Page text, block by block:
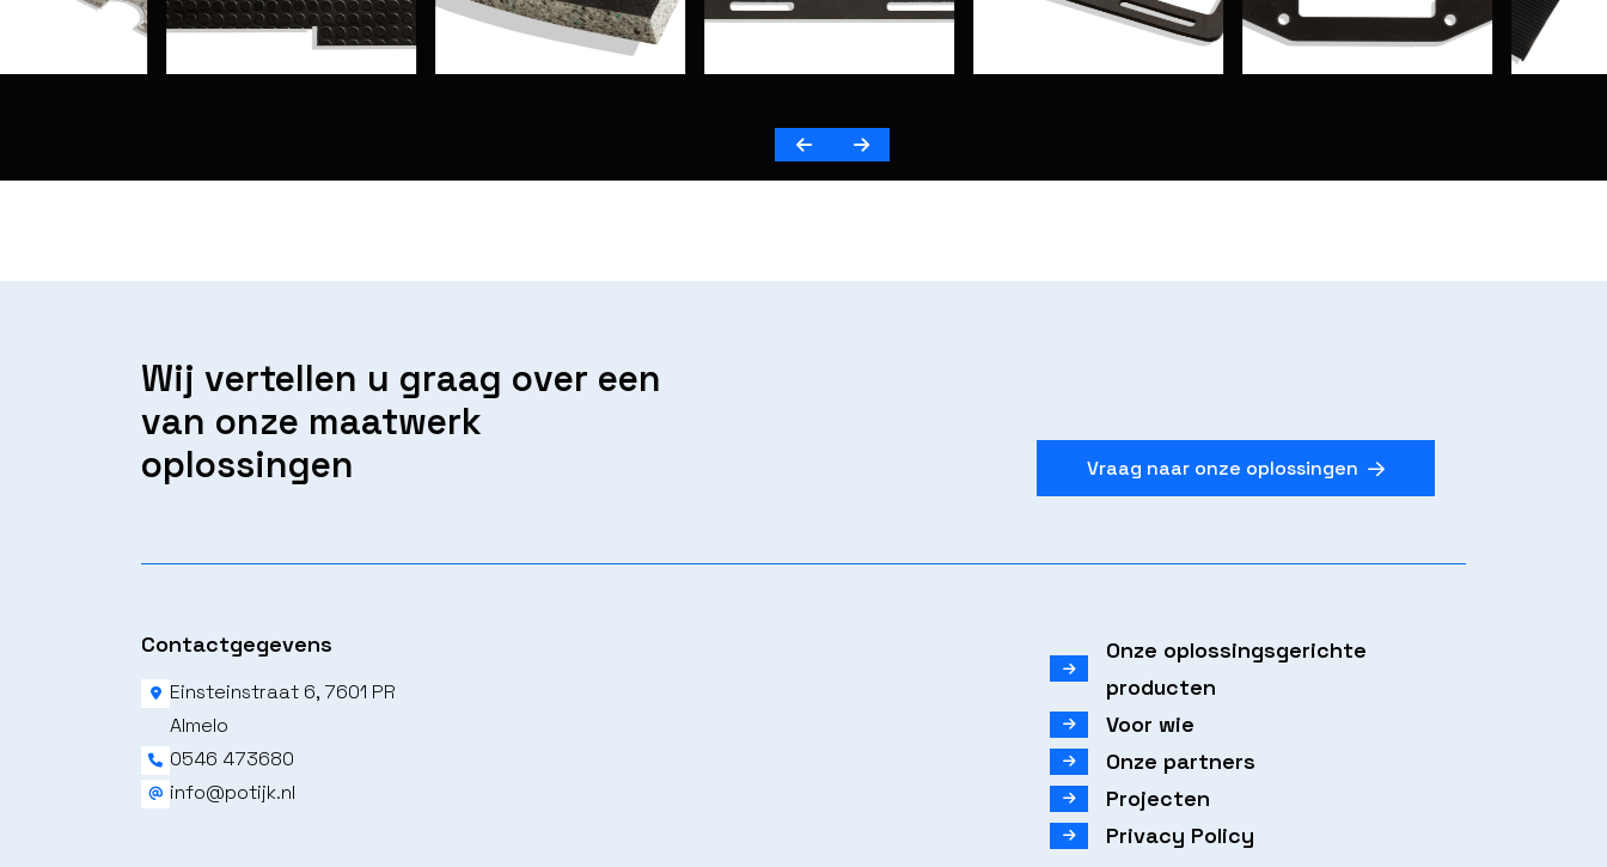
Wij vertellen u graag over een
van onze maatwerk
oplossingen
Vraag naar onze oplossingen
Contactgegevens
Einsteinstraat 6, 7601 PR
Almelo
0546 473680
info@potijk.nl
Onze oplossingsgerichte
producten
Voor wie
Onze partners
Projecten
Privacy Policy